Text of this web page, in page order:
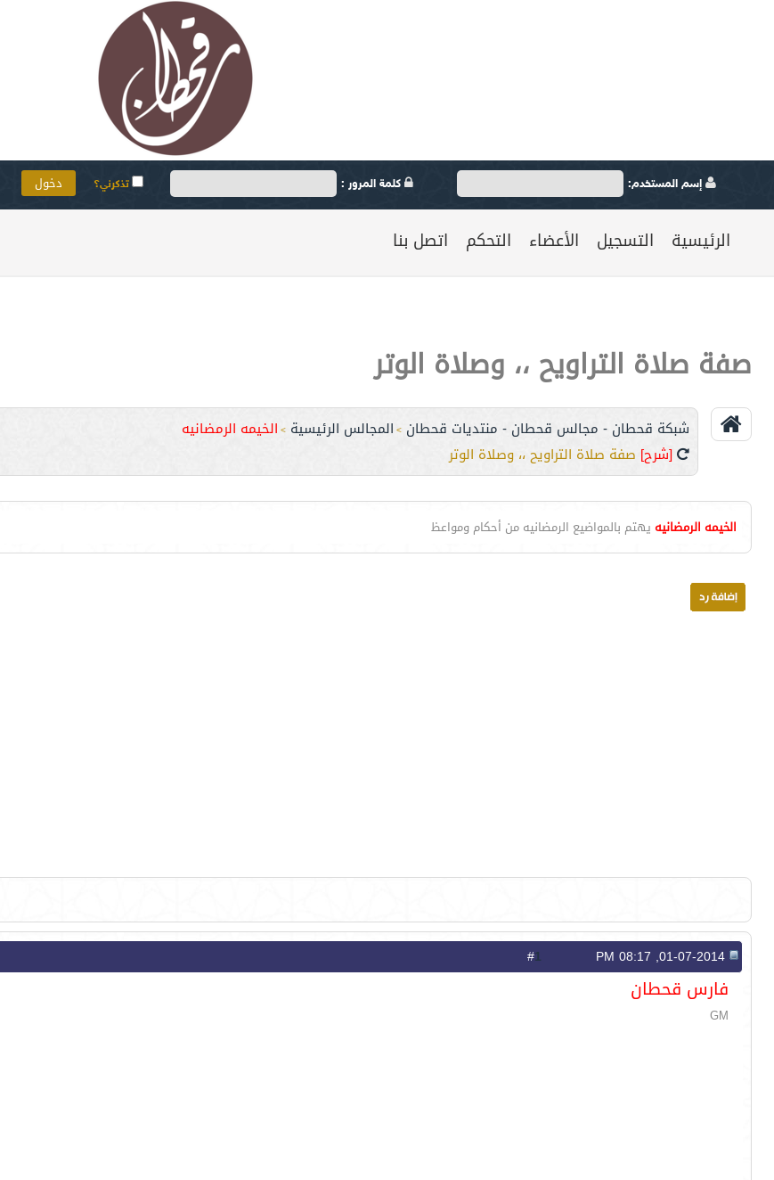
إسم المستخدم: كلمة المرور : تذكرني؟
الرئيسية التسجيل الأعضاء التحكم اتصل بنا
صفة صلاة التراويح ،، وصلاة الوتر
شبكة قحطان - مجالس قحطان - منتديات قحطان > المجالس الرئيسية > الخيمه الرمضانيه
[شرح] صفة صلاة التراويح ،، وصلاة الوتر
الخيمه الرمضانيه يهتم بالمواضيع الرمضانيه من أحكام ومواعظ
1
فارس قحطان
GM